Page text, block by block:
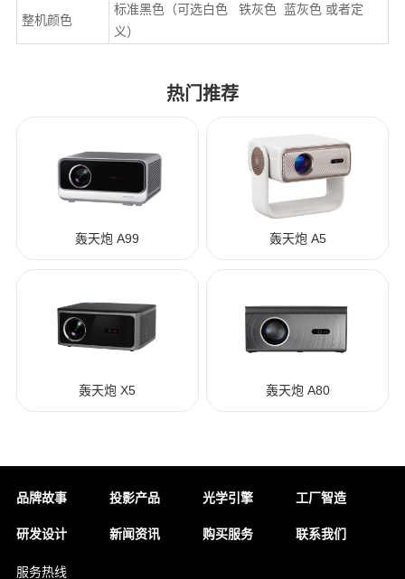
整机颜色
标准黑色（可选白色 铁灰色 蓝灰色 或者定
义）
热门推荐
轰天炮 A99 轰天炮 A5
轰天炮 X5 轰天炮 A80
品牌故事 投影产品 光学引擎 工厂智造
研发设计 新闻资讯 购买服务 联系我们
服务热线